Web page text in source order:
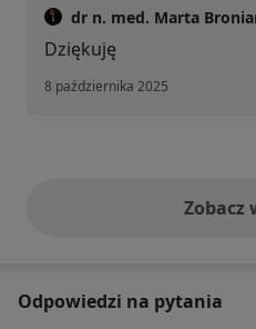
dr n. med. Marta
Dziękuję
8 października 2025
Zobacz
Odpowiedzi na pytania